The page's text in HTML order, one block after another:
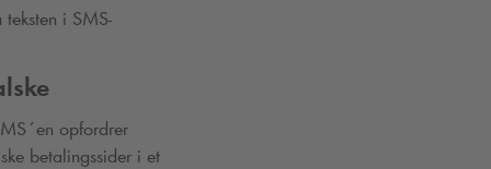
i SMS-
opfordrer
betalingssider i et